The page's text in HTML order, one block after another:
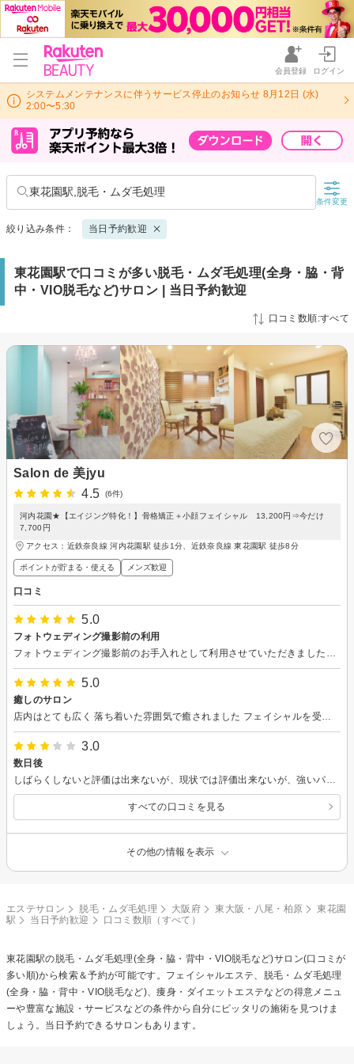
会員登録 ログイン
システムメンテナンスに伴うサービス停止のお知らせ 8月12日 (水)
2:00〜5:30
東花園駅,脱毛・ムダ毛処理
条件変更
絞り込み条件： 当日予約歓迎
東花園駅で口コミが多い脱毛・ムダ毛処理(全身・脇・背
中・VIO脱毛など)サロン | 当日予約歓迎
口コミ数順:すべて
Salon de 美jyu
4.5
(6件)
河内花園★【エイジング特化！】骨格矯正＋小顔フェイシャル 13,200円⇒今だけ
7,700円
アクセス：近鉄奈良線 河内花園駅 徒歩1分、近鉄奈良線 東花園駅 徒歩8分
ポイントが貯まる・使える メンズ歓迎
口コミ
5.0
フォトウェディング撮影前の利用
5.0
癒しのサロン
3.0
数日後
すべての口コミを見る
その他の情報を表示
エステサロン 脱毛・ムダ毛処理 大阪府 東大阪・八尾・柏原
東花園
駅
当日予約歓迎 口コミ数順（すべて）
東花園駅の脱毛・ムダ毛処理(全身・脇・背中・VIO脱毛など)サロン(口コミが
多い順)から検索＆予約が可能です。フェイシャルエステ、脱毛・ムダ毛処理
(全身・脇・背中・VIO脱毛など)、痩身・ダイエットエステなどの得意メニュ
ーや豊富な施設・サービスなどの条件から自分にピッタリの施術を見つけま
しょう。当日予約できるサロンもあります。